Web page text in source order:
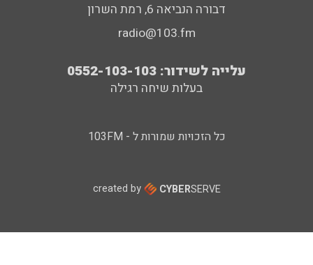
דבורה הנביאה 6, רמת השרון
radio@103.fm
עלייה לשידור: 0552-103-103
בעלות שיחה רגילה
כל הזכויות שמורות ל - 103FM
created by CYBERSERVE